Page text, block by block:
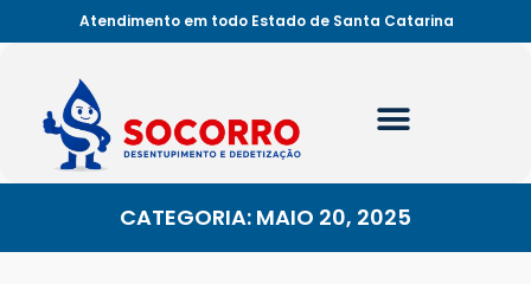
Atendimento em todo Estado de Santa Catarina
CATEGORIA: MAIO 20, 2025